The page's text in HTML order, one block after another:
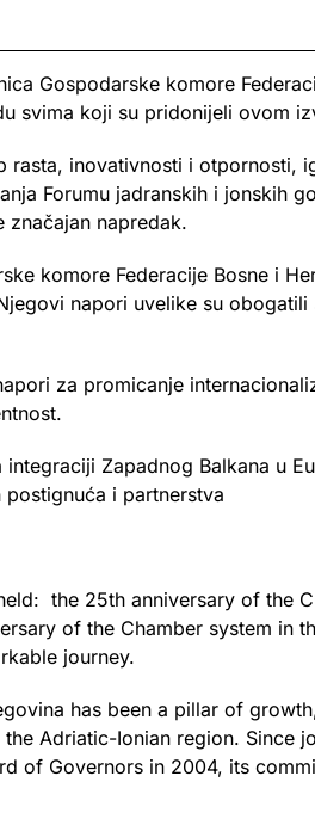
Gospodarske komore
svima koji su pridonijeli ovom
rasta, inovativnosti i otpornosti,
Forumu jadranskih i jonskih
napredak.
komore Federacije Bosne i
napori uvelike su obogatili
za promicanje
Zapadnog Balkana u
i partnerstva
the 25th anniversary of the
of the Chamber system in
journey.
has been a pillar of
Adriatic-Ionian region. Since
of Governors in 2004, its